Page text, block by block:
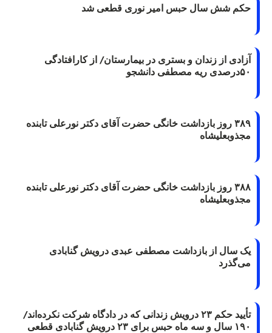
حکم شش سال حبس امیر نوری قطعی شد
آزادی از زندان و بستری در بیمارستان/ از کارافتادگی
۵۰درصدی ریه مصطفی دانشجو
۳۸۹ روز بازداشت خانگی حضرت آقای دکتر نورعلی تابنده
مجذوبعلیشاه
۳۸۸ روز بازداشت خانگی حضرت آقای دکتر نورعلی تابنده
مجذوبعلیشاه
یک سال از بازداشت مصطفی عبدی درویش گنابادی
می‌گذرد
تأیید حکم ۲۳ درویش زندانی که در دادگاه شرکت نکرده‌اند/
۱۹۰ سال و سه ماه حبس برای ۲۳ درویش گنابادی قطعی